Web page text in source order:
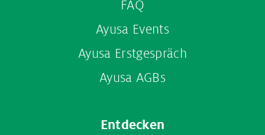
FAQ
Ayusa Events
Ayusa Erstgespräch
Ayusa AGBs
Entdecken